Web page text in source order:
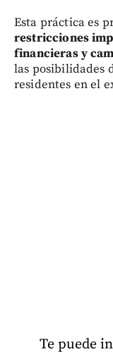
Esta práctica es
restricciones
financieras y
las posibilidades
residentes en el
Te puede